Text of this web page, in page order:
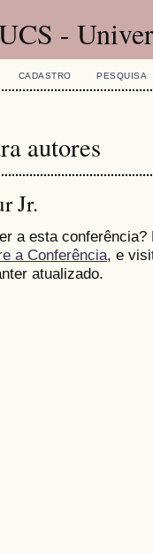
-
CADASTRO PESQUISA
autores
Jr.
a esta
a Conferência, e
atualizado.